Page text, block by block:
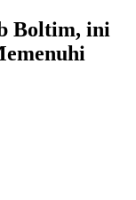
Boltim, ini